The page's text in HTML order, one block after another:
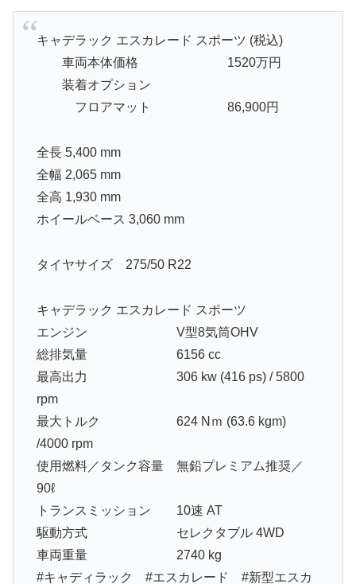
キャデラック エスカレード スポーツ (税込)
車両本体価格 1520万円
装着オプション
フロアマット 86,900円
全長 5,400 mm
全幅 2,065 mm
全高 1,930 mm
ホイールベース 3,060 mm
タイヤサイズ 275/50 R22
キャデラック エスカレード スポーツ
エンジン V型8気筒OHV
総排気量 6156 cc
最高出力 306 kw (416 ps) / 5800
rpm
最大トルク 624 Nｍ (63.6 kgm)
/4000 rpm
使用燃料／タンク容量 無鉛プレミアム推奨／
90ℓ
トランスミッション 10速 AT
駆動方式 セレクタブル 4WD
車両重量 2740 kg
#キャディラック #エスカレード #新型エスカ